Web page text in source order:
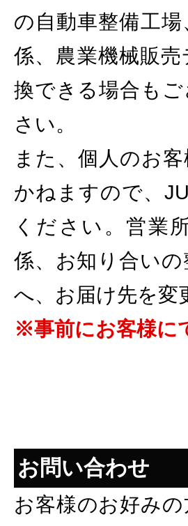
の自動車整備工
係、農業機械販
換できる場合も
さい。
また、個人のお
かねますので、
ください。営業
係、お知り合い
へ、お届け先を変
※事前にお客様に
お問い合わせ
お客様のお好み